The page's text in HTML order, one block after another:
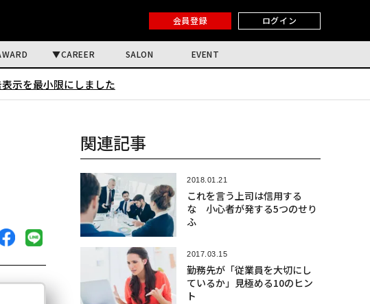
会員登録 ログイン
CAREER SALON EVENT
示を最小限にしました
関連記事
2018.01.21
これを言う上司は信用する
な 小心者が発する5つのせり
ふ
2017.03.15
勤務先が「従業員を大切にし
ているか」見極める10のヒン
ト